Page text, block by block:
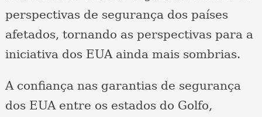
perspectivas de segurança dos países
afetados, tornando as perspectivas para a
iniciativa dos EUA ainda mais sombrias.
A confiança nas garantias de segurança
dos EUA entre os estados do Golfo,